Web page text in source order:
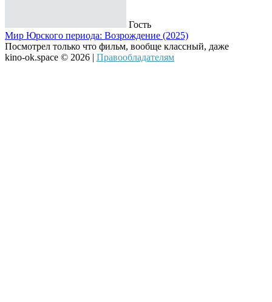
Гость
Мир Юрского периода: Возрождение (2025)
Посмотрел только что фильм, вообще классный, даже
kino-ok.space © 2026 | Правообладателям